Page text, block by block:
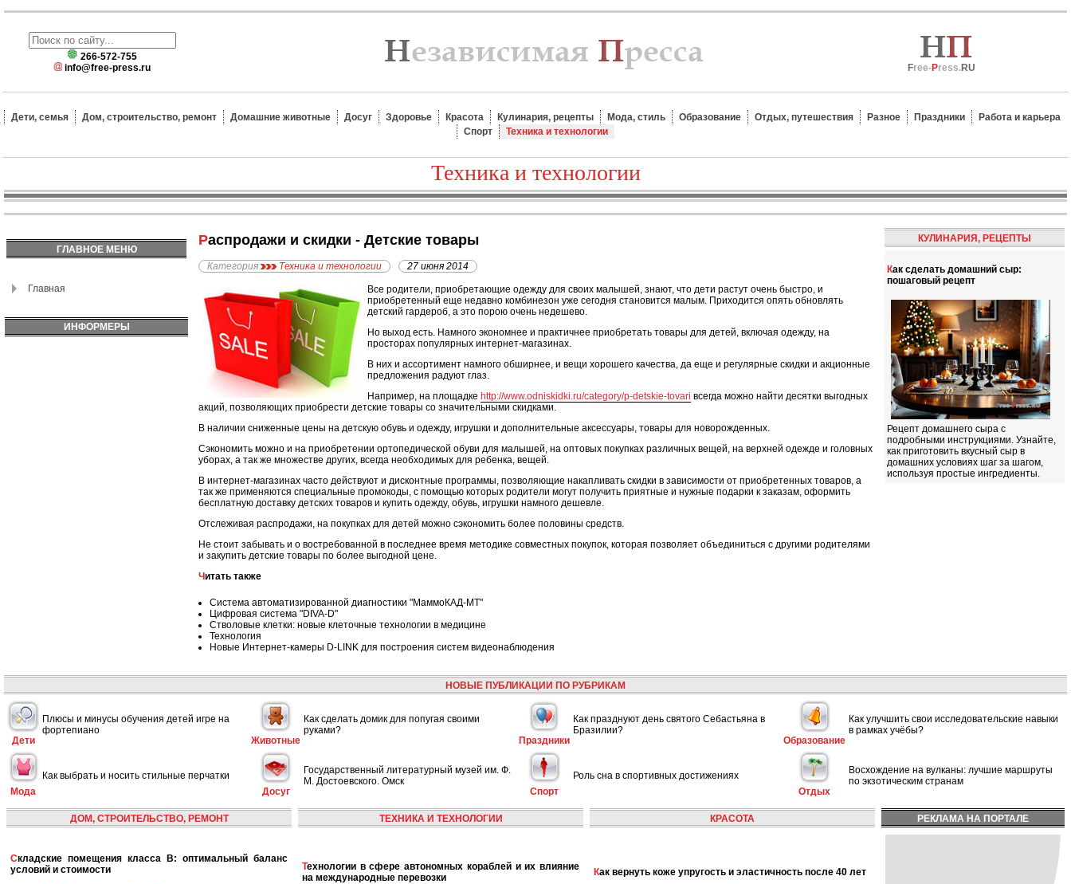
266-572-755
info@free-press.ru
Free-Press.RU
Дети, семья Дом, строительство, ремонт Домашние животные Досуг Здоровье Красота Кулинария, рецепты Мода, стиль Образование Отдых, путешествия Разное Праздники
Работа и карьера
Спорт
Техника и технологии
Техника и технологии
ГЛАВНОЕ МЕНЮ
Главная
ИНФОРМЕРЫ
Распродажи и скидки - Детские товары
Категория Техника и технологии 27 июня 2014
Все родители, приобретающие одежду для своих малышей, знают, что дети растут очень быстро, и
приобретенный еще недавно комбинезон уже сегодня становится малым. Приходится опять обновлять
детский гардероб, а это порою очень недешево.
Но выход есть. Намного экономнее и практичнее приобретать товары для детей, включая одежду, на
просторах популярных интернет-магазинах.
В них и ассортимент намного обширнее, и вещи хорошего качества, да еще и регулярные скидки и акционные
предложения радуют глаз.
Например, на площадке http://www.odniskidki.ru/category/p-detskie-tovari всегда можно найти десятки выгодных
акций, позволяющих приобрести детские товары со значительными скидками.
В наличии сниженные цены на детскую обувь и одежду, игрушки и дополнительные аксессуары, товары для новорожденных.
Сэкономить можно и на приобретении ортопедической обуви для малышей, на оптовых покупках различных вещей, на верхней одежде и головных
уборах, а так же множестве других, всегда необходимых для ребенка, вещей.
В интернет-магазинах часто действуют и дисконтные программы, позволяющие накапливать скидки в зависимости от приобретенных товаров, а
так же применяются специальные промокоды, с помощью которых родители могут получить приятные и нужные подарки к заказам, оформить
бесплатную доставку детских товаров и купить одежду, обувь, игрушки намного дешевле.
Отслеживая распродажи, на покупках для детей можно сэкономить более половины средств.
Не стоит забывать и о востребованной в последнее время методике совместных покупок, которая позволяет объединиться с другими родителями
и закупить детские товары по более выгодной цене.
Читать также
Система автоматизированной диагностики "МаммоКАД-МТ"
Цифровая система "DIVA-D"
Стволовые клетки: новые клеточные технологии в медицине
Технология
Новые Интернет-камеры D-LINK для построения систем видеонаблюдения
КУЛИНАРИЯ, РЕЦЕПТЫ
Как сделать домашний сыр:
пошаговый рецепт
Рецепт домашнего сыра с
подробными инструкциями. Узнайте,
как приготовить вкусный сыр в
домашних условиях шаг за шагом,
используя простые ингредиенты.
НОВЫЕ ПУБЛИКАЦИИ ПО РУБРИКАМ
Дети
Плюсы и минусы обучения детей игре на
фортепиано
Животные
Как сделать домик для попугая своими
руками?
Праздники
Как празднуют день святого Себастьяна в
Бразилии?
Образование
Как улучшить свои исследовательские навыки
в рамках учёбы?
Мода
Как выбрать и носить стильные перчатки
Досуг
Государственный литературный музей им. Ф.
М. Достоевского. Омск
Спорт
Роль сна в спортивных достижениях
Отдых
Восхождение на вулканы: лучшие маршруты
по экзотическим странам
ДОМ, СТРОИТЕЛЬСТВО, РЕМОНТ
Складские помещения класса B: оптимальный баланс
условий и стоимости
ТЕХНИКА И ТЕХНОЛОГИИ
Технологии в сфере автономных кораблей и их влияние
на международные перевозки
КРАСОТА
Как вернуть коже упругость и эластичность после 40 лет
РЕКЛАМА НА ПОРТАЛЕ